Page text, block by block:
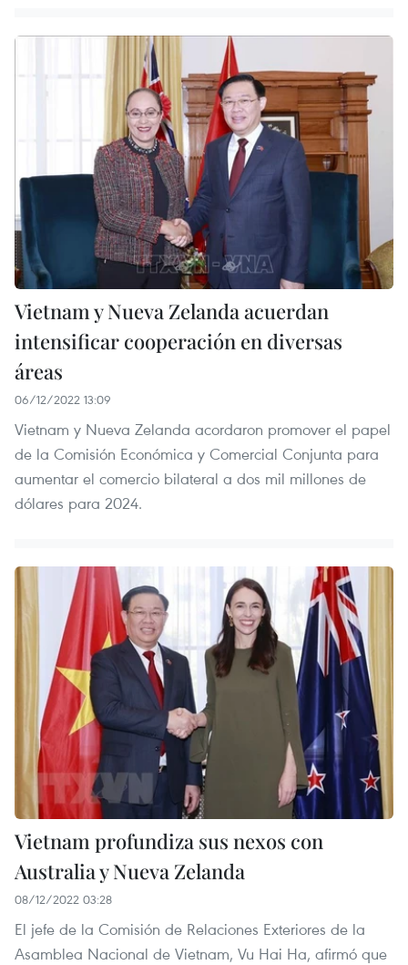
Vietnam y Nueva Zelanda acuerdan
intensificar cooperación en diversas
áreas
06/12/2022 13:09
Vietnam y Nueva Zelanda acordaron promover el papel
de la Comisión Económica y Comercial Conjunta para
aumentar el comercio bilateral a dos mil millones de
dólares para 2024.
Vietnam profundiza sus nexos con
Australia y Nueva Zelanda
08/12/2022 03:28
El jefe de la Comisión de Relaciones Exteriores de la
Asamblea Nacional de Vietnam, Vu Hai Ha, afirmó que